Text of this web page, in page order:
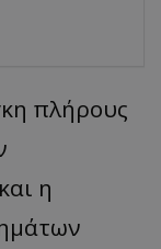
πλήρους
η